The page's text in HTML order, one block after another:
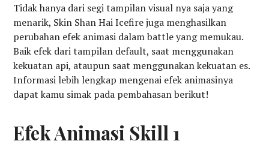
Tidak hanya dari segi tampilan visual nya saja yang
menarik, Skin Shan Hai Icefire juga menghasilkan
perubahan efek animasi dalam battle yang memukau.
Baik efek dari tampilan default, saat menggunakan
kekuatan api, ataupun saat menggunakan kekuatan es.
Informasi lebih lengkap mengenai efek animasinya
dapat kamu simak pada pembahasan berikut!
Efek Animasi Skill 1